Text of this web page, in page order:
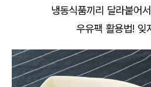
냉동식품끼리 달라붙어
우유팩 활용법! 잊